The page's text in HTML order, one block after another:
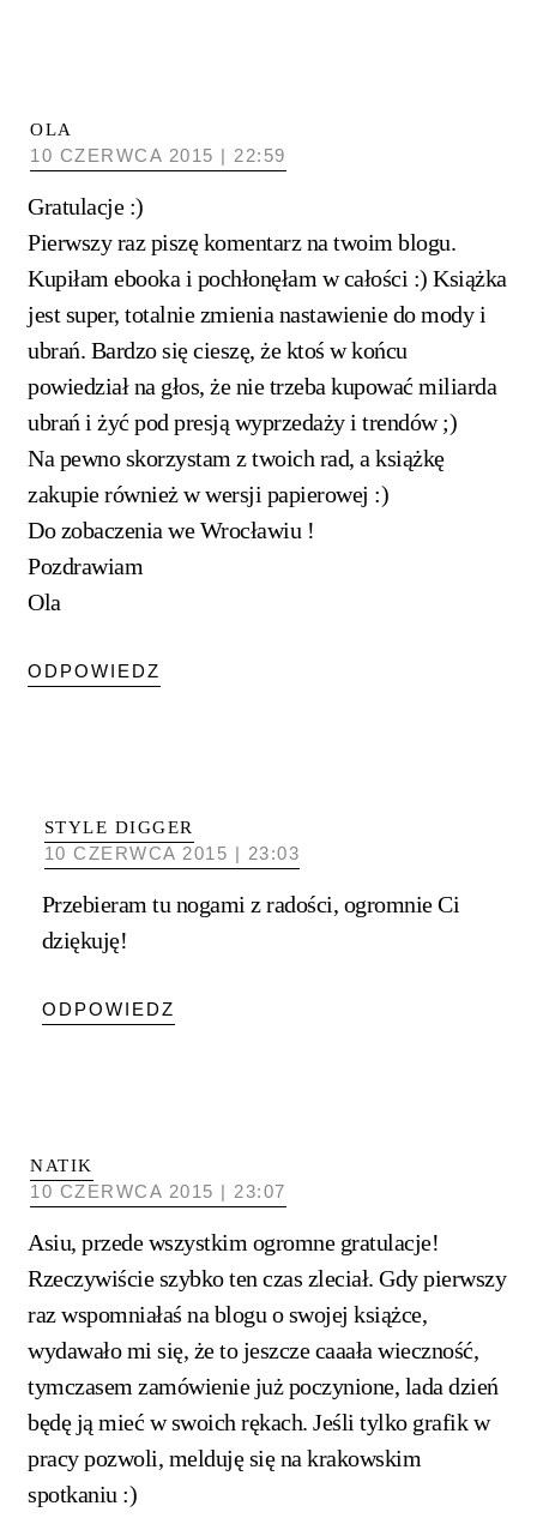
OLA
10 CZERWCA 2015 | 22:59
Gratulacje :)
Pierwszy raz piszę komentarz na twoim blogu.
Kupiłam ebooka i pochłonęłam w całości :) Książka
jest super, totalnie zmienia nastawienie do mody i
ubrań. Bardzo się cieszę, że ktoś w końcu
powiedział na głos, że nie trzeba kupować miliarda
ubrań i żyć pod presją wyprzedaży i trendów ;)
Na pewno skorzystam z twoich rad, a książkę
zakupie również w wersji papierowej :)
Do zobaczenia we Wrocławiu !
Pozdrawiam
Ola
ODPOWIEDZ
STYLE DIGGER
10 CZERWCA 2015 | 23:03
Przebieram tu nogami z radości, ogromnie Ci
dziękuję!
ODPOWIEDZ
NATIK
10 CZERWCA 2015 | 23:07
Asiu, przede wszystkim ogromne gratulacje!
Rzeczywiście szybko ten czas zleciał. Gdy pierwszy
raz wspomniałaś na blogu o swojej książce,
wydawało mi się, że to jeszcze caaała wieczność,
tymczasem zamówienie już poczynione, lada dzień
będę ją mieć w swoich rękach. Jeśli tylko grafik w
pracy pozwoli, melduję się na krakowskim
spotkaniu :)